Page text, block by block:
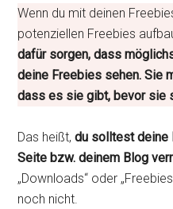
Wenn du mit deinen
potenziellen Freebies
dafür sorgen, dass
deine Freebies sehen. Sie
dass es sie gibt, bevor sie
Das heißt,du solltest deine
Seite bzw. deinem Blog
„Downloads“ oder
noch nicht.